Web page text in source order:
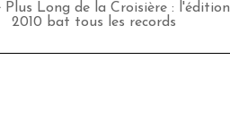
Plus Long de la Croisière : l'édition
2010 bat tous les records